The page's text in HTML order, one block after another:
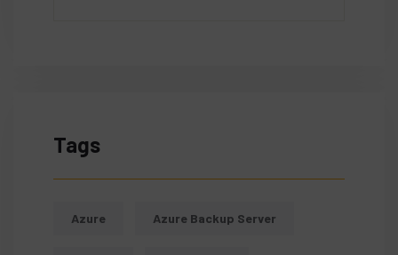
Tags
Azure Azure Backup Server